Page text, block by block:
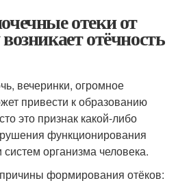
отеки от
отёчность
вечеринки, огромное
привести к образованию
это признак какой-либо
функционирования
организма человека.
формирования отёков: